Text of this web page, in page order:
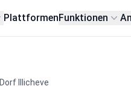
PlattformenFunktionen
Dorf Illicheve